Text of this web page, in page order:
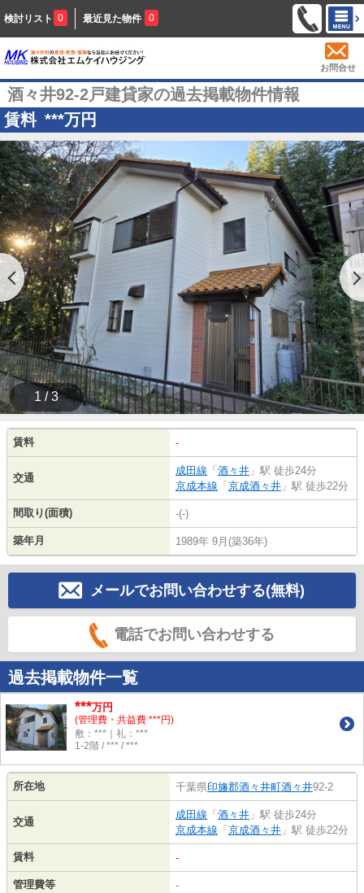
検討リスト 0 最近見た物件 0
お問合せ
酒々井92-2戸建貸家の過去掲載物件情報
賃料 ***万円
1 / 3
賃料 -
交通
成田線 「 酒々井 」駅 徒歩24分
京成本線 「 京成酒々井 」駅 徒歩22分
間取り(面積) -(-)
築年月 1989年 9月(築36年)
メールでお問い合わせする(無料)
電話でお問い合わせする
過去掲載物件一覧
***万円
(管理費・共益費 ***円)
敷：***｜礼：***
1-2階 / *** / ***
所在地 千葉県印旛郡酒々井町酒々井92-2
交通
成田線 「 酒々井 」駅 徒歩24分
京成本線 「 京成酒々井 」駅 徒歩22分
賃料 -
管理費等 -